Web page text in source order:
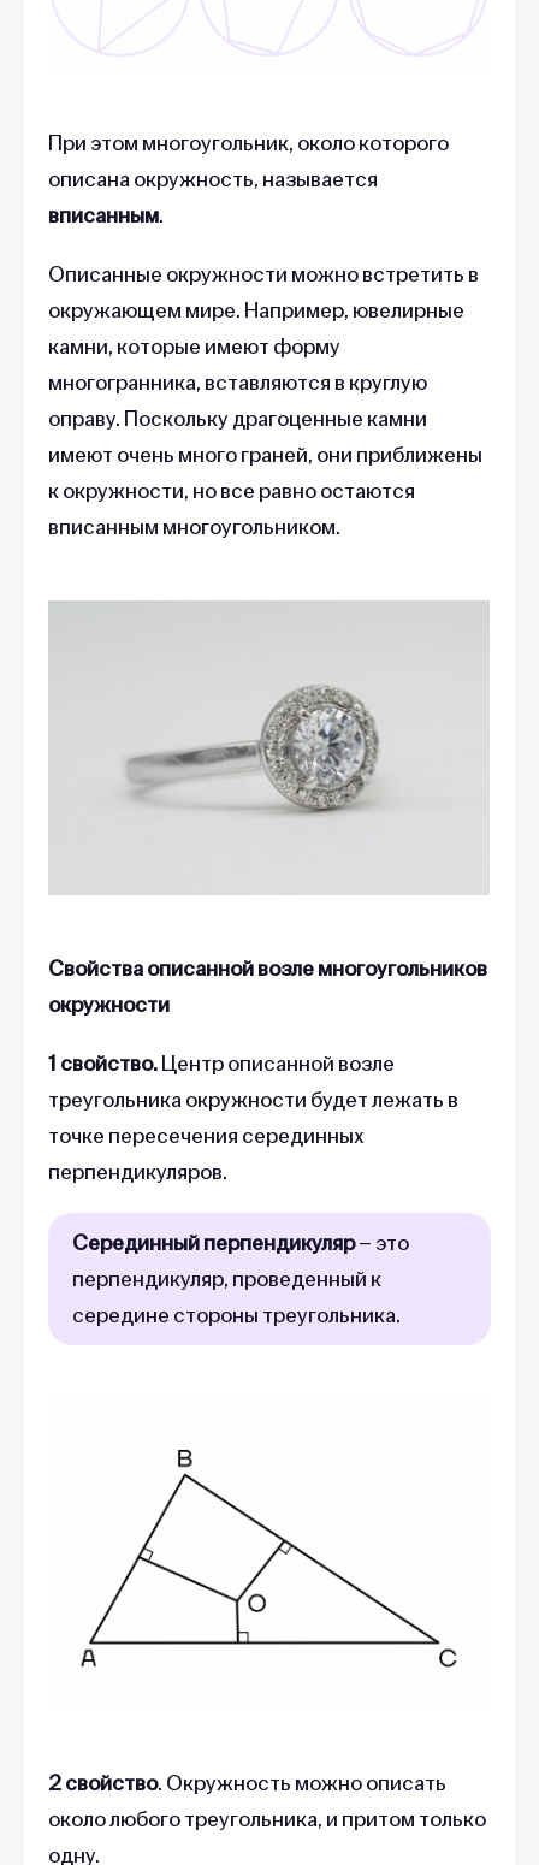
При этом многоугольник, около которого
описана окружность, называется
вписанным.
Описанные окружности можно встретить в
окружающем мире. Например, ювелирные
камни, которые имеют форму
многогранника, вставляются в круглую
оправу. Поскольку драгоценные камни
имеют очень много граней, они приближены
к окружности, но все равно остаются
вписанным многоугольником.
Свойства описанной возле многоугольников
окружности
1 свойство.Центр описанной возле
треугольника окружности будет лежать в
точке пересечения серединных
перпендикуляров.
Серединный перпендикуляр– это
перпендикуляр, проведенный к
середине стороны треугольника.
2 свойство. Окружность можно описать
около любого треугольника, и притом только
одну.